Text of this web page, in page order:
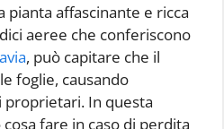
pianta affascinante e ricca
aeree che conferiscono
, può capitare che il
foglie, causando
proprietari. In questa
fare in caso di perdita